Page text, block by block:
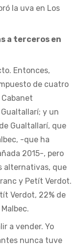
la uva en Los
a terceros en
Entonces,
de cuatro
y un
Gualtallarí, que
-que ha
2015-, pero
alternativas, que
y Petít Verdot.
Verdot, 22% de
a vender. Yo
nunca tuve